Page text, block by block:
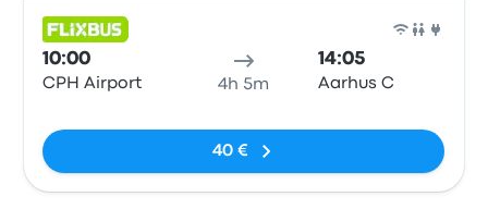
10:00
CPH Airport 4h 5m
14:05
Aarhus C
40 €